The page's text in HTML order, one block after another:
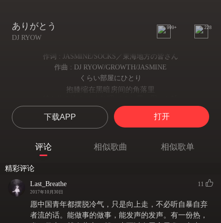
ありがとう
DJ RYOW
999+ 228
作词 : JASMINE/SOCKS／東海地方の皆さん
作曲 : DJ RYOW/GROWTH/JASMINE
くらい部屋にひとり
抱膝缩在黑暗房间的角落里
现状困难的想要放弃 这时你
「Smile, you can change the world」
「你能改变世界 相信自己」
抬眼看着手机
いま現実になってあたしを突き動かして
虹のような光となってあなたの愛は広がってく
你的话如雨后彩虹般让我找回了自己
下载APP 打开
评论 相似歌曲 相似歌单
精彩评论
Last_Breathe
2017年10月30日
11
愿中国青年都摆脱冷气，只是向上走，不必听自暴自弃
者流的话。能做事的做事，能发声的发声。有一份热，